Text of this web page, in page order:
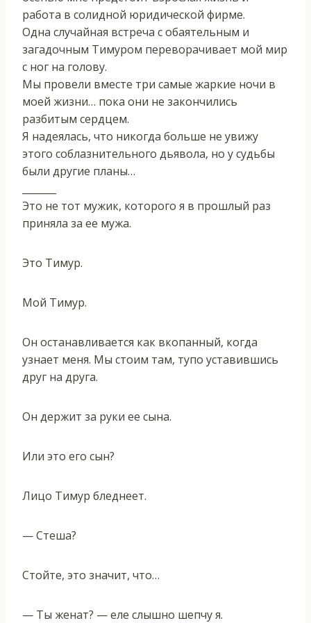
работа в солидной юридической фирме.
Одна случайная встреча с обаятельным и
загадочным Тимуром переворачивает мой мир
с ног на голову.
Мы провели вместе три самые жаркие ночи в
моей жизни… пока они не закончились
разбитым сердцем.
Я надеялась, что никогда больше не увижу
этого соблазнительного дьявола, но у судьбы
были другие планы…
Это не тот мужик, которого я в прошлый раз
приняла за ее мужа.
Это Тимур.
Мой Тимур.
Он останавливается как вкопанный, когда
узнает меня. Мы стоим там, тупо уставившись
друг на друга.
Он держит за руки ее сына.
Или это его сын?
Лицо Тимур бледнеет.
— Стеша?
Стойте, это значит, что…
— Ты женат? — еле слышно шепчу я.